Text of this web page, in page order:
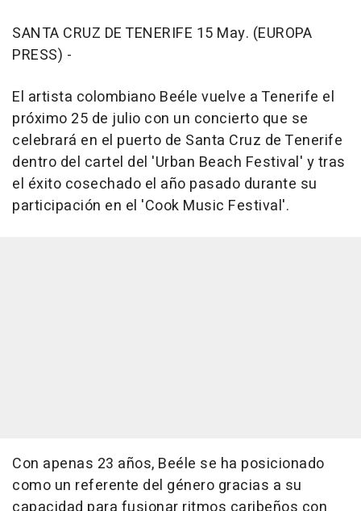
SANTA CRUZ DE TENERIFE 15 May. (EUROPA
PRESS) -
El artista colombiano Beéle vuelve a Tenerife el
próximo 25 de julio con un concierto que se
celebrará en el puerto de Santa Cruz de Tenerife
dentro del cartel del 'Urban Beach Festival' y tras
el éxito cosechado el año pasado durante su
participación en el 'Cook Music Festival'.
Con apenas 23 años, Beéle se ha posicionado
como un referente del género gracias a su